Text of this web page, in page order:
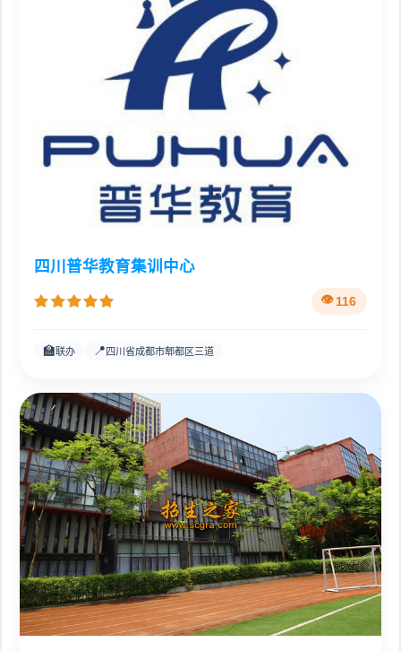
四川普华教育集训中心
116
🏫联办 📍 四川省成都市郫都区三道